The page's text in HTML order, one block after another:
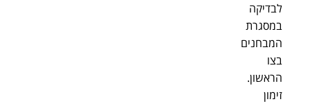
לבדיקה
במסגרת
המבחנים
בצו
הראשון.
זימון